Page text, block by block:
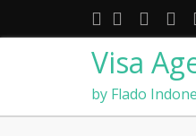
Visa
by Flado